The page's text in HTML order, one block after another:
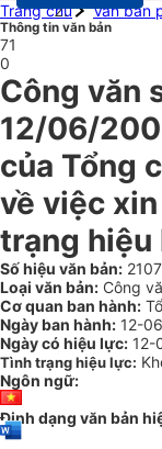
Trang chủ
Văn bản
Thông tin văn bản
71
0
Công văn
12/06/
của Tổng
về việc
trạng hiệu
Số hiệu văn bản:
Loại văn bản: Công
Cơ quan ban hành:
Ngày ban hành: 12-
Ngày có hiệu lực: 12-
Tình trạng hiệu lực:
Ngôn ngữ:
Định dạng văn bản